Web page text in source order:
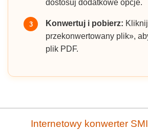
dostosuj dodatkowe opcje.
3 Konwertuj i pobierz:
przekonwertowany plik»,
plik PDF.
Internetowy konwerter